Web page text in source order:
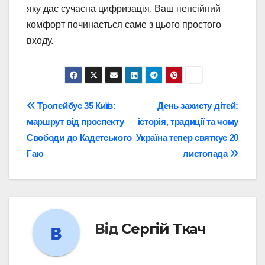
яку дає сучасна цифризація. Ваш пенсійний
комфорт починається саме з цього простого
входу.
Навігація
записів
День захисту дітей:
історія, традиції та чому
Україна тепер святкує 20
листопада
Тролейбус 35 Київ:
маршрут від проспекту
Свободи до Кадетського
Гаю
Від Сергій Ткач